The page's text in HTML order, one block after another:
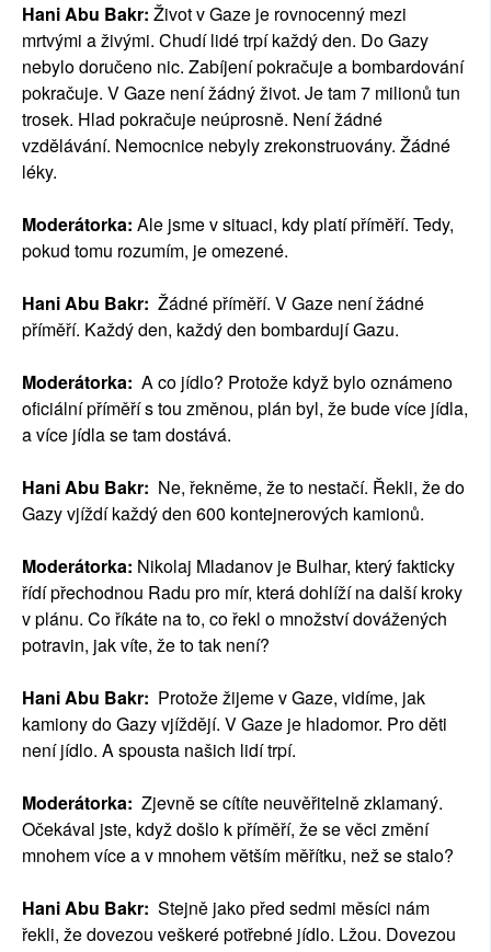
Hani Abu Bakr: Život v Gaze je rovnocenný mezi
mrtvými a živými. Chudí lidé trpí každý den. Do Gazy
nebylo doručeno nic. Zabíjení pokračuje a bombardování
pokračuje. V Gaze není žádný život. Je tam 7 milionů tun
trosek. Hlad pokračuje neúprosně. Není žádné
vzdělávání. Nemocnice nebyly zrekonstruovány. Žádné
léky.
Moderátorka: Ale jsme v situaci, kdy platí příměří. Tedy,
pokud tomu rozumím, je omezené.
Hani Abu Bakr: Žádné příměří. V Gaze není žádné
příměří. Každý den, každý den bombardují Gazu.
Moderátorka: A co jídlo? Protože když bylo oznámeno
oficiální příměří s tou změnou, plán byl, že bude více jídla,
a více jídla se tam dostává.
Hani Abu Bakr: Ne, řekněme, že to nestačí. Řekli, že do
Gazy vjíždí každý den 600 kontejnerových kamionů.
Moderátorka: Nikolaj Mladanov je Bulhar, který fakticky
řídí přechodnou Radu pro mír, která dohlíží na další kroky
v plánu. Co říkáte na to, co řekl o množství dovážených
potravin, jak víte, že to tak není?
Hani Abu Bakr: Protože žijeme v Gaze, vidíme, jak
kamiony do Gazy vjíždějí. V Gaze je hladomor. Pro děti
není jídlo. A spousta našich lidí trpí.
Moderátorka: Zjevně se cítíte neuvěřitelně zklamaný.
Očekával jste, když došlo k příměří, že se věci změní
mnohem více a v mnohem větším měřítku, než se stalo?
Hani Abu Bakr: Stejně jako před sedmi měsíci nám
řekli, že dovezou veškeré potřebné jídlo. Lžou. Dovezou